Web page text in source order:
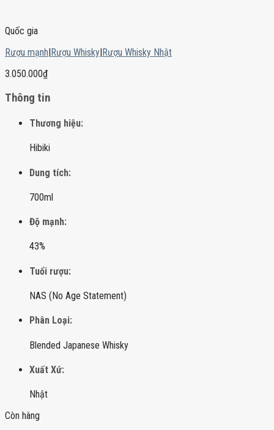
Quốc gia
Rượu mạnh|Rượu Whisky|Rượu Whisky Nhật
3.050.000₫
Thông tin
Thương hiệu:
Hibiki
Dung tích:
700ml
Độ mạnh:
43%
Tuổi rượu:
NAS (No Age Statement)
Phân Loại:
Blended Japanese Whisky
Xuất Xứ:
Nhật
Còn hàng